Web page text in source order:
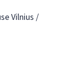
Vilnius /